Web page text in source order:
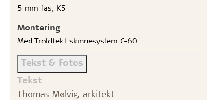
5 mm fas, K5
Montering
Med Troldtekt skinnesystem C-60
Tekst & Fotos
Tekst
Thomas Mølvig, arkitekt